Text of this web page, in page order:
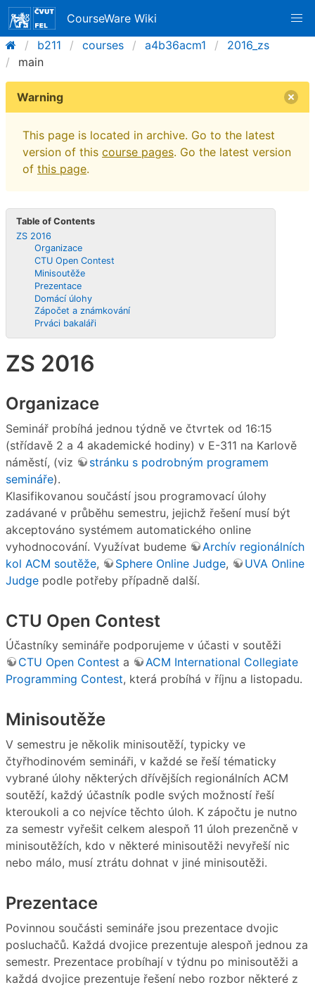
CourseWare Wiki
b211
courses a4b36acm1
2016_zs
main
Warning
This page is located in archive. Go to the latest
version of this course pages. Go the latest version
of this page.
Table of Contents
ZS 2016
Organizace
CTU Open Contest
Minisoutěže
Prezentace
Domácí úlohy
Zápočet a známkování
Prváci bakaláři
ZS 2016
Organizace
Seminář probíhá jednou týdně ve čtvrtek od 16:15
(střídavě 2 a 4 akademické hodiny) v E-311 na Karlově
náměstí, (viz
stránku s podrobným programem
semináře).
Klasifikovanou součástí jsou programovací úlohy
zadávané v průběhu semestru, jejichž řešení musí být
akceptováno systémem automatického online
vyhodnocování. Využívat budeme
Archív regionálních
kol ACM soutěže, Sphere Online Judge,
UVA Online
Judge podle potřeby případně další.
CTU Open Contest
Účastníky semináře podporujeme v účasti v soutěži
CTU Open Contest a
ACM International Collegiate
Programming Contest, která probíhá v říjnu a listopadu.
Minisoutěže
V semestru je několik minisoutěží, typicky ve
čtyřhodinovém semináři, v každé se řeší tématicky
vybrané úlohy některých dřívějších regionálních ACM
soutěží, každý účastník podle svých možností řeší
kteroukoli a co nejvíce těchto úloh. K zápočtu je nutno
za semestr vyřešit celkem alespoň 11 úloh prezenčně v
minisoutěžích, kdo v některé minisoutěži nevyřeší nic
nebo málo, musí ztrátu dohnat v jiné minisoutěži.
Prezentace
Povinnou součásti semináře jsou prezentace dvojic
posluchačů. Každá dvojice prezentuje alespoň jednou za
semestr. Prezentace probíhají v týdnu po minisoutěži a
každá dvojice prezentuje řešení nebo rozbor některé z